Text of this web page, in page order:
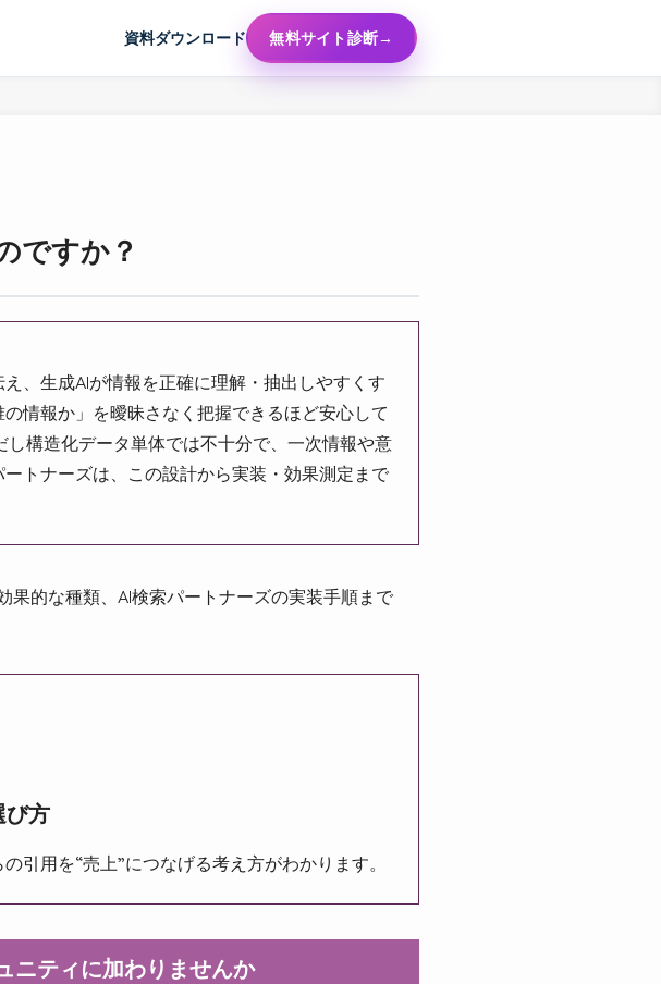
資料ダウンロード 無料サイト診断
ですか？
、生成AIが情報を正確に理解・抽出しやすくす
情報か」を曖昧さなく把握できるほど安心して
構造化データ単体では不十分で、一次情報や意
トナーズは、この設計から実装・効果測定まで
的な種類、AI検索パートナーズの実装手順まで
び方
引用を“売上”につなげる考え方がわかります。
ニティに加わりませんか